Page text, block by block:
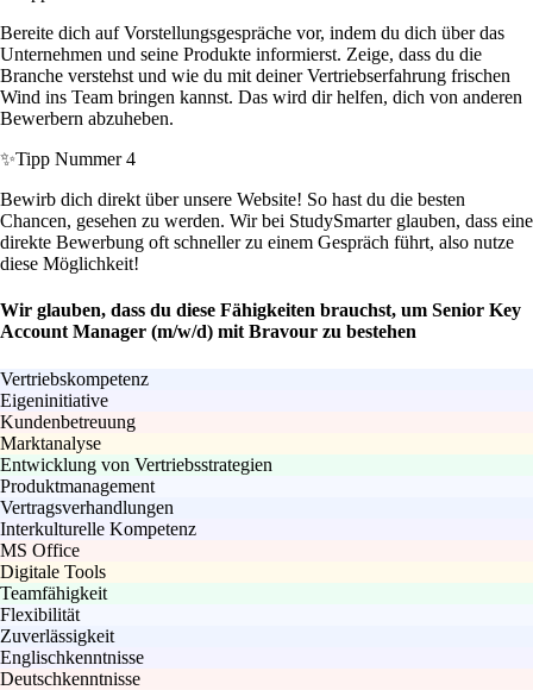
Bereite dich auf Vorstellungsgespräche vor, indem du dich über das
Unternehmen und seine Produkte informierst. Zeige, dass du die
Branche verstehst und wie du mit deiner Vertriebserfahrung frischen
Wind ins Team bringen kannst. Das wird dir helfen, dich von anderen
Bewerbern abzuheben.
✨Tipp Nummer 4
Bewirb dich direkt über unsere Website! So hast du die besten
Chancen, gesehen zu werden. Wir bei StudySmarter glauben, dass eine
direkte Bewerbung oft schneller zu einem Gespräch führt, also nutze
diese Möglichkeit!
Wir glauben, dass du diese Fähigkeiten brauchst, um Senior Key
Account Manager (m/w/d) mit Bravour zu bestehen
Vertriebskompetenz
Eigeninitiative
Kundenbetreuung
Marktanalyse
Entwicklung von Vertriebsstrategien
Produktmanagement
Vertragsverhandlungen
Interkulturelle Kompetenz
MS Office
Digitale Tools
Teamfähigkeit
Flexibilität
Zuverlässigkeit
Englischkenntnisse
Deutschkenntnisse